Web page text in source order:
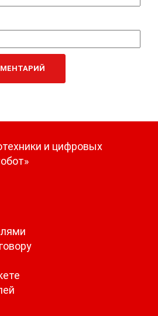
и цифровых